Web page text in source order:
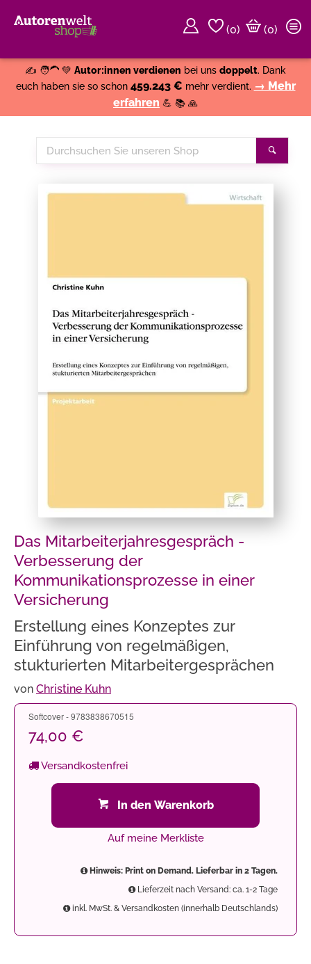
(0)
(0)
✍️ 🧑‍🦱 💚 Autor:innen verdienen bei uns doppelt. Dank
euch haben sie so schon 459.243 € mehr verdient. → Mehr
erfahren 💪 📚 🙏
Durchsuchen
Sie
Shop
Das Mitarbeiterjahresgespräch -
Verbesserung der
Kommunikationsprozesse in einer
Versicherung
Erstellung eines Konzeptes zur
Einführung von regelmäßigen,
stukturierten Mitarbeitergesprächen
von Christine Kuhn
Softcover - 9783838670515
74,00 €
Versandkostenfrei
In den Warenkorb
Auf meine Merkliste
Hinweis: Print on Demand. Lieferbar in 2 Tagen.
Lieferzeit nach Versand: ca. 1-2 Tage
inkl. MwSt. & Versandkosten (innerhalb Deutschlands)